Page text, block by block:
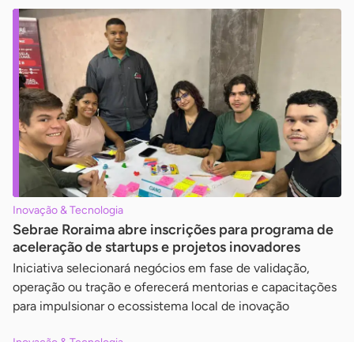
Inovação & Tecnologia
Sebrae Roraima abre inscrições para programa de
aceleração de startups e projetos inovadores
Iniciativa selecionará negócios em fase de validação,
operação ou tração e oferecerá mentorias e capacitações
para impulsionar o ecossistema local de inovação